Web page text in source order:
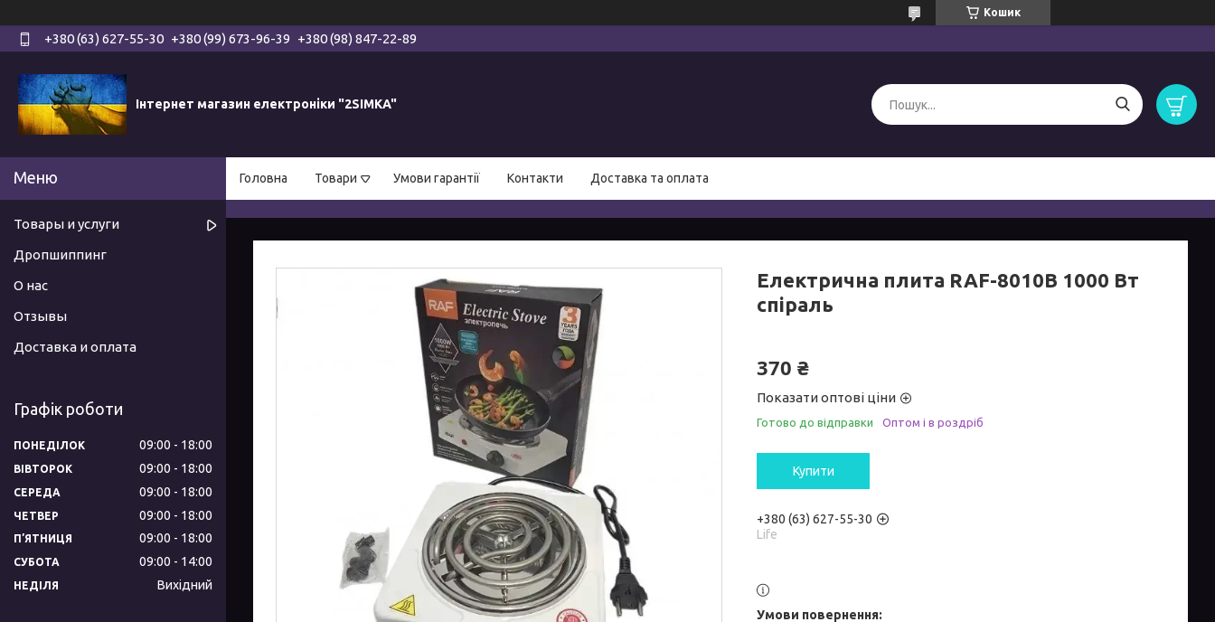
Кошик
+380 (63) 627-55-30 +380 (99) 673-96-39 +380 (98) 847-22-89
Інтернет магазин електроніки "2SIMKA"
Головна Товари Умови гарантії Контакти Доставка та оплата
Електрична плита RAF-8010B 1000 Вт
спіраль
370 ₴
Показати оптові ціни
Готово до відправки Оптом і в роздріб
Купити
+380 (63) 627-55-30
Life
Товары и услуги
Дропшиппинг
О нас
Отзывы
Доставка и оплата
Графік роботи
ПОНЕДІЛОК 09:00 18:00
ВІВТОРОК 09:00 18:00
СЕРЕДА 09:00 18:00
ЧЕТВЕР 09:00 18:00
ПʼЯТНИЦЯ 09:00 18:00
СУБОТА 09:00 14:00
НЕДІЛЯ Вихідний